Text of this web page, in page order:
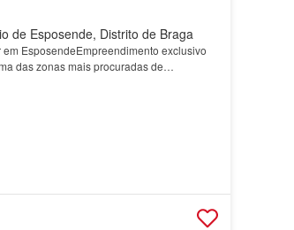
de Esposende, Distrito de Braga
EsposendeEmpreendimento exclusivo
das zonas mais procuradas de
rápidos e serviços essenci…